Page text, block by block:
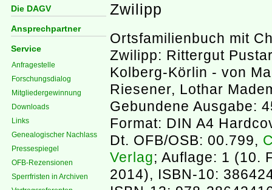
Die DAGV
Ansprechpartner
Service
Anfragestelle
Forschungsdialog
Mitgliedergewinnung
Downloads
Links
Genealogischer Nachlass
Pressespiegel
OFB-Rezensionen
Sperrfristen in Archiven
Zwilipp
Ortsfamilienbuch mit
Zwilipp: Rittergut
Kolberg-Körlin - von
Riesener, Lothar
Gebundene Ausgabe:
Format: DIN A4
Dt. OFB/OSB: 00.799,
Verlag; Auflage: 1 (10.
2014), ISBN-10: